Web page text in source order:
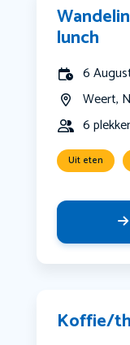
lunch
6
Weert,
6
Uit eten
Koffie/